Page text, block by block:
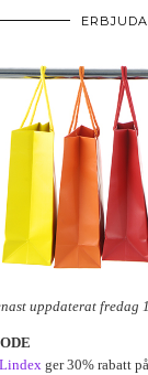
uppdaterat fredag
Lindex ger 30% rabatt